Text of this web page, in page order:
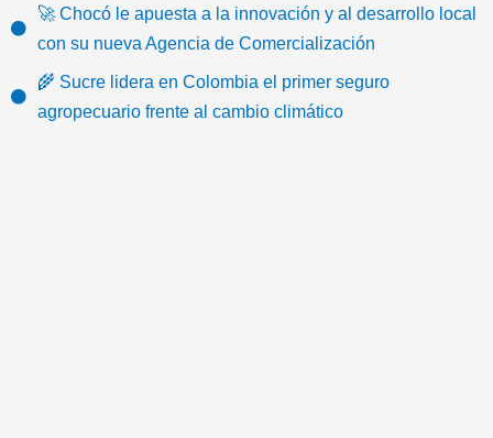
t
o
k
e
b
o
o
k
t
t
e
t
u
b
e
t
a
g
n
🚀 Chocó le apuesta a la innovación y al desarrollo local
con su nueva Agencia de Comercialización
🌾 Sucre lidera en Colombia el primer seguro
agropecuario frente al cambio climático